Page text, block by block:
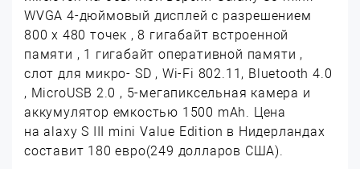
WVGA 4-дюймовый дисплей с разрешением
800 х 480 точек , 8 гигабайт встроенной
памяти , 1 гигабайт оперативной памяти ,
слот для микро- SD , Wi-Fi 802.11, Bluetooth 4.0
, MicroUSB 2.0 , 5-мегапиксельная камера и
аккумулятор емкостью 1500 mAh. Цена
на alaxy S III mini Value Edition в Нидерландах
составит 180 евро(249 долларов США).